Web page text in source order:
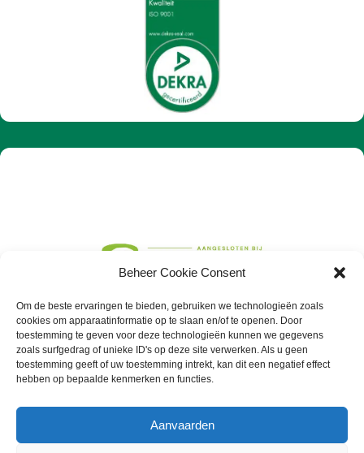
Beheer Cookie Consent
Om de beste ervaringen te bieden, gebruiken we technologieën zoals
cookies om apparaatinformatie op te slaan en/of te openen. Door
toestemming te geven voor deze technologieën kunnen we gegevens
zoals surfgedrag of unieke ID's op deze site verwerken. Als u geen
toestemming geeft of uw toestemming intrekt, kan dit een negatief effect
hebben op bepaalde kenmerken en functies.
Aanvaarden
Algemene voorwaarden
Privacyverklaring